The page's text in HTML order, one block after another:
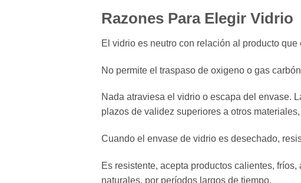
Razones Para Elegir Vidrio
El vidrio es neutro con relación al producto
No permite el traspaso de oxigeno o gas
Nada atraviesa el vidrio o escapa del envase.
plazos de validez superiores a otros
Cuando el envase de vidrio es desechado,
Es resistente, acepta productos calientes,
naturales, por períodos largos de tiempo.